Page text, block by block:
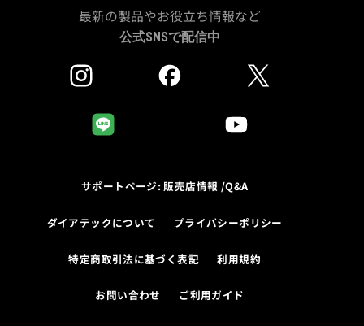
最新の製品やお役立ち情報など
公式SNSで配信中
サポートページ: 販売店情報 /Q&A
ダイアテックについて プライバシーポリシー
特定商取引法に基づく表記 利用規約
お問い合わせ ご利用ガイド